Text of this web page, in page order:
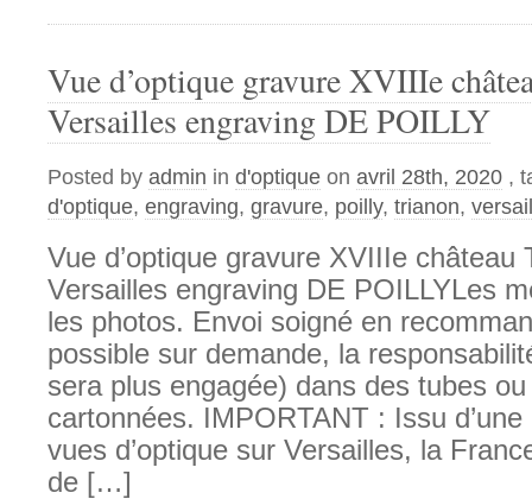
Vue d’optique gravure XVIIIe
Versailles engraving DE POILLY
Posted by admin in d'optique on avril 28th, 2020 ,
d'optique, engraving, gravure, poilly, trianon,
Vue d’optique gravure XVIIIe château
Versailles engraving DE POILLYLes
les photos. Envoi soigné en
possible sur demande, la
sera plus engagée) dans des tubes
cartonnées. IMPORTANT : Issu
vues d’optique sur Versailles, la
de […]